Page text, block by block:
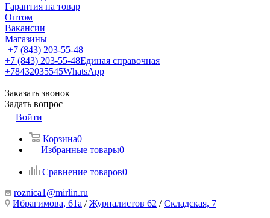
Гарантия на товар
Оптом
Вакансии
Магазины
+7 (843) 203-55-48
+7 (843) 203-55-48Единая справочная
+78432035545WhatsApp
Заказать звонок
Задать вопрос
Войти
Корзина0
Избранные товары0
Сравнение товаров0
roznica1@mirlin.ru
Ибрагимова, 61а /Журналистов 62 /Складская, 7